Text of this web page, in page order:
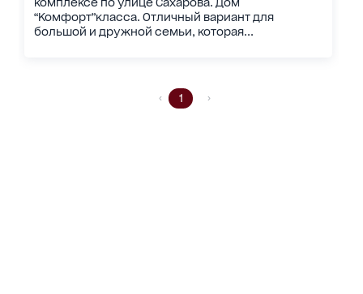
“Комфорт”класса. Отличный вариант для
большой и дружной семьи, которая...
1